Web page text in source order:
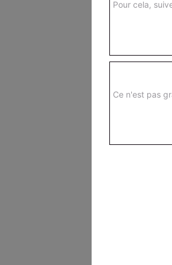
Pour cela,
Ce n'est pas